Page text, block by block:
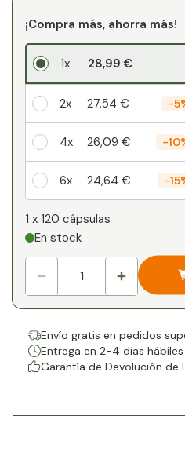
¡Compra más, ahorra más!
1x 28,99 €
2x 27,54 € -
4x 26,09 € -
6x 24,64 € -
1x
1 x 120 cápsulas
En stock
Envío gratis en pedidos
Entrega en 2-4 días hábiles
Garantía de Devolución de